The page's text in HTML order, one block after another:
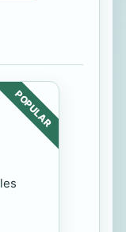
POPULAR